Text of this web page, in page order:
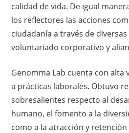
calidad de vida. De igual
los reflectores las acciones
ciudadanía a través de
voluntariado corporativo y
Genomma Lab cuenta con alta
a prácticas laborales. Obtuvo
sobresalientes respecto al
humano, el fomento a la
como a la atracción y